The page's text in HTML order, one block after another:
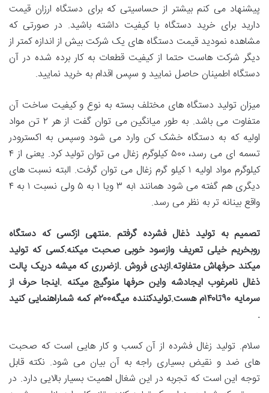
پیشنهاد می کنم بیشتر از حساسیتی که برای دستگاه ارزان قیمت
دارید برای خرید دستگاه با کیفیت داشته باشید. در صورتی که
مشاهده نمودید قیمت دستگاه های یک شرکت بیش از اندازه کمتر از
دیگر شرکت هاست حتما از کیفیت قطعات به کار برده شده در آن
دستگاه اطمینان حاصل نمایید و سپس اقدام به خرید نمایید.
میزان تولید دستگاه های مختلف بسته به نوع و کیفیت ساخت آن
متفاوت می باشد. به طور میانگین می توان گفت از هر ۲ تن مواد
اولیه که به دستگاه خشک کن وارد می شود وسپس به اکسترودر
تسمه ای می رسد، ۵۰۰ کیلوگرم زغال می توان تولید کرد. یعنی از ۴
کیلوگرم مواد اولیه ۱ کیلو گرم زغال می توان گرفت. البته نسبت های
دیگری هم گفته می شود همانند ۱به ۳ ویا ۱ به ۵ ولی نسبت ۱ به ۴
واقع بینانه تر به نظر می رسد.
تصمیم به تولید ذغال فشرده گرفتم .منتهی ازکسی که دستگاه
روبخریم خیلی تعریف وازسود خوبی صحبت میکنه.کسی که تولید
میکند حرفهاش متفاوته.ازبدی فروش .ازضرری که میشه دریک پالت
ذغال نامرغوب ایجادشه واین حرفها منوگیج میکنه .اینجا حرف از
سرمایه ۹۰تا۱۴۰م هست.تولیدکننده میگه۲۰۰م کمه شماراهنمایی کنید
.
سلام. تولید زغال فشرده از آن کسب و کار هایی است که صحبت
های ضد و نقیض بسیاری راجه به آن بیان می شود. نکته قابل
توجه این است که تجربه در این شغال اهمیت بسیار بالایی دارد. در